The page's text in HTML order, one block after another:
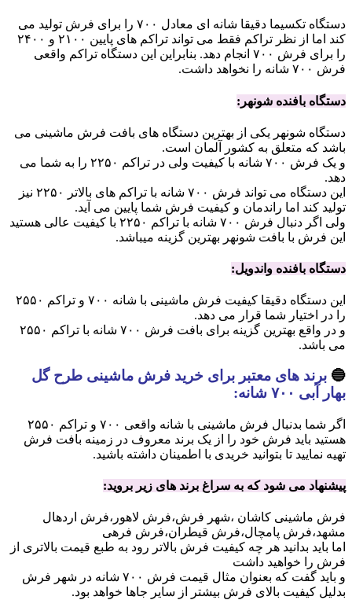
دستگاه تکسیما دقیقا شانه ای معادل ۷۰۰ را برای فرش تولید می
کند اما از نظر تراکم فقط می تواند تراکم های پایین ۲۱۰۰ و ۲۴۰۰
را برای فرش ۷۰۰ انجام دهد. بنابراین این دستگاه تراکم واقعی
فرش ۷۰۰ شانه را نخواهد داشت.
دستگاه بافنده شونهر:
دستگاه شونهر یکی از بهترین دستگاه های بافت فرش ماشینی می
باشد که متعلق به کشور آلمان است.
و یک فرش ۷۰۰ شانه با کیفیت ولی در تراکم ۲۲۵۰ را به شما می
دهد.
این دستگاه می تواند فرش ۷۰۰ شانه با تراکم های بالاتر ۲۲۵۰ نیز
تولید کند اما راندمان و کیفیت فرش شما پایین می آید.
ولی اگر دنبال فرش ۷۰۰ شانه با تراکم ۲۲۵۰ با کیفیت عالی هستید
این فرش با بافت شونهر بهترین گزینه میباشد.
دستگاه بافنده واندویل:
این دستگاه دقیقا کیفیت فرش ماشینی با شانه ۷۰۰ و تراکم ۲۵۵۰
را در اختیار شما قرار می دهد.
و در واقع بهترین گزینه برای بافت فرش ۷۰۰ شانه با تراکم ۲۵۵۰
می باشد.
🔵 برند های معتبر برای خرید فرش ماشینی طرح گل
بهار آبی ۷۰۰ شانه:
اگر شما بدنبال فرش ماشینی با شانه واقعی ۷۰۰ و تراکم ۲۵۵۰
هستید باید فرش خود را از یک برند معروف در زمینه بافت فرش
تهیه نمایید تا بتوانید خریدی با اطمینان داشته باشید.
پیشنهاد می شود که به سراغ برند های زیر بروید:
فرش ماشینی کاشان ،شهر فرش،فرش لاهور،فرش اردهال
مشهد،فرش پامچال،فرش قیطران،فرش فرهی
اما باید بدانید هر چه کیفیت فرش بالاتر رود به طبع قیمت بالاتری از
فرش را خواهید داشت
و باید گفت که بعنوان مثال قیمت فرش ۷۰۰ شانه در شهر فرش
بدلیل کیفیت بالای فرش بیشتر از سایر جاها خواهد بود.